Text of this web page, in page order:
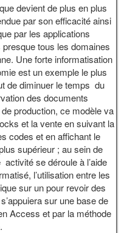
devient de plus en plus
par son efficacité ainsi
par les applications
presque tous les domaines
Une forte informatisation
est un exemple le plus
de diminuer le temps du
des documents
production, ce modèle va
et la vente en suivant la
codes et en affichant le
supérieur ; au sein de
se déroule à l’aide
l’utilisation entre les
sur un pour revoir des
sur une base de
Access et par la méthode